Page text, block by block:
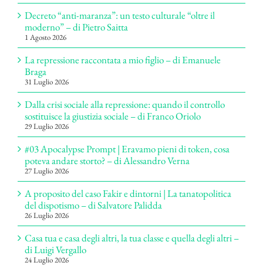
Decreto “anti-maranza”: un testo culturale “oltre il
moderno” – di Pietro Saitta
1 Agosto 2026
La repressione raccontata a mio figlio – di Emanuele
Braga
31 Luglio 2026
Dalla crisi sociale alla repressione: quando il controllo
sostituisce la giustizia sociale – di Franco Oriolo
29 Luglio 2026
#03 Apocalypse Prompt | Eravamo pieni di token, cosa
poteva andare storto? – di Alessandro Verna
27 Luglio 2026
A proposito del caso Fakir e dintorni | La tanatopolitica
del dispotismo – di Salvatore Palidda
26 Luglio 2026
Casa tua e casa degli altri, la tua classe e quella degli altri –
di Luigi Vergallo
24 Luglio 2026